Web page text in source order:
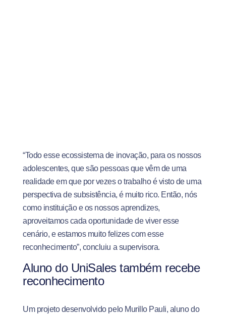
“Todo esse ecossistema de inovação, para os nossos
adolescentes, que são pessoas que vêm de uma
realidade em que por vezes o trabalho é visto de uma
perspectiva de subsistência, é muito rico. Então, nós
como instituição e os nossos aprendizes,
aproveitamos cada oportunidade de viver esse
cenário, e estamos muito felizes com esse
reconhecimento”, concluiu a supervisora.
Aluno do UniSales também recebe
reconhecimento
Um projeto desenvolvido pelo Murillo Pauli, aluno do